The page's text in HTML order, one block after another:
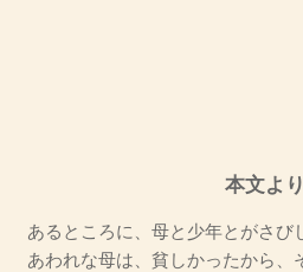
本文より
あるところに、母と少年とがさび
あわれな母は、貧しかったから、